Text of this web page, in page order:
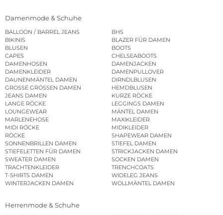
Damenmode & Schuhe
BALLOON / BARREL JEANS
BHS
BIKINIS
BLAZER FÜR DAMEN
BLUSEN
BOOTS
CAPES
CHELSEABOOTS
DAMENHOSEN
DAMENJACKEN
DAMENKLEIDER
DAMENPULLOVER
DAUNENMÄNTEL DAMEN
DIRNDLBLUSEN
GROSSE GRÖSSEN DAMEN
HEMDBLUSEN
JEANS DAMEN
KURZE RÖCKE
LANGE RÖCKE
LEGGINGS DAMEN
LOUNGEWEAR
MÄNTEL DAMEN
MARLENEHOSE
MAXIKLEIDER
MIDI RÖCKE
MIDIKLEIDER
RÖCKE
SHAPEWEAR DAMEN
SONNENBRILLEN DAMEN
STIEFEL DAMEN
STIEFELETTEN FÜR DAMEN
STRICKJACKEN DAMEN
SWEATER DAMEN
SOCKEN DAMEN
TRACHTENKLEIDER
TRENCHCOATS
T-SHIRTS DAMEN
WIDELEG JEANS
WINTERJACKEN DAMEN
WOLLMÄNTEL DAMEN
Herrenmode & Schuhe